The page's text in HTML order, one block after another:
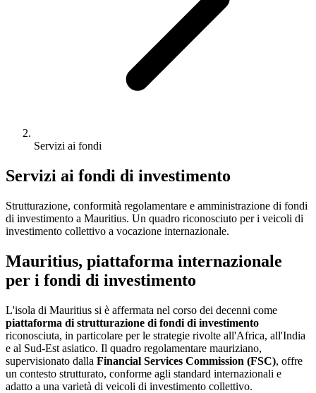
Servizi ai fondi
Servizi ai fondi di investimento
Strutturazione, conformità regolamentare e amministrazione di fondi
di investimento a Mauritius. Un quadro riconosciuto per i veicoli di
investimento collettivo a vocazione internazionale.
Mauritius, piattaforma internazionale
per i fondi di investimento
L'isola di Mauritius si è affermata nel corso dei decenni come
piattaforma di strutturazione di fondi di investimento
riconosciuta, in particolare per le strategie rivolte all'Africa, all'India
e al Sud-Est asiatico. Il quadro regolamentare mauriziano,
supervisionato dalla Financial Services Commission (FSC), offre
un contesto strutturato, conforme agli standard internazionali e
adatto a una varietà di veicoli di investimento collettivo.